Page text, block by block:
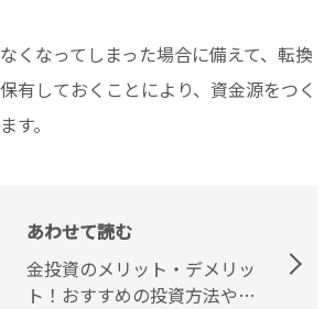
くなってしまった場合に備えて、転換
有しておくことにより、資金源をつく
す。
あわせて読む
金投資のメリット・デメリッ
ト！おすすめの投資方法や特